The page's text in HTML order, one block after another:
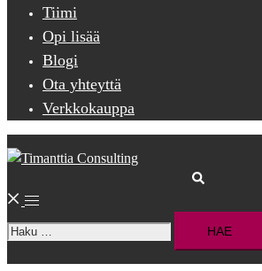
Tiimi
Opi lisää
Blogi
Ota yhteyttä
Verkkokauppa
Toggle
menu
Haku: